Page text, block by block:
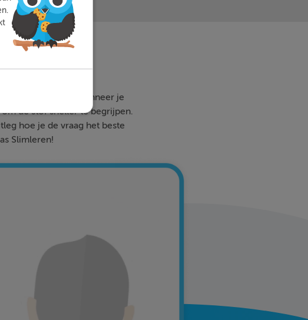
hebt, waar en wanneer je
de stof sneller te begrijpen.
hoe je de vraag het beste
Slimleren!